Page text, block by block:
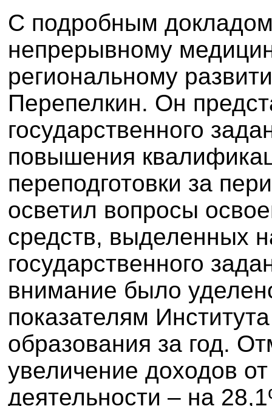
С подробным
непрерывному
региональному
Перепелкин. Он
государственного
повышения
переподготовки за
осветил вопросы
средств, выделенных
государственного
внимание было
показателям
образования за год.
увеличение доходов
деятельности – на